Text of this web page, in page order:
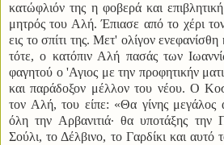
κατώφλιόν της η φοβερά και
μητρός του Αλή. Έπιασε από το χέρι
εις το σπίτι της. Μετ' ολίγον
τότε, ο κατόπιν Αλή πασάς των
φαγητού ο 'Αγιος με την προφητικήν
και παράδοξον μέλλον του νέου. Ο
τον Αλή, του είπε: «Θα γίνης μεγάλος
όλη την Αρβανιτιά· θα υποτάξης
Σούλι, το Δέλβινο, το Γαρδίκι και αυτό